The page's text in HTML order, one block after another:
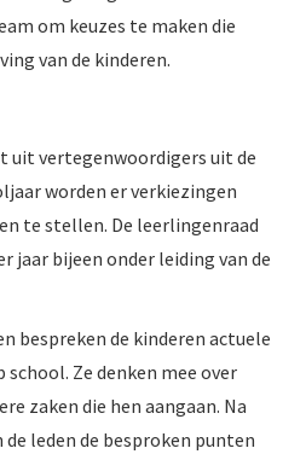
om keuzes te maken die
van de kinderen.
uit vertegenwoordigers uit de
worden er verkiezingen
te stellen. De leerlingenraad
jaar bijeen onder leiding van de
bespreken de kinderen actuele
Ze denken mee over
zaken die hen aangaan. Na
leden de besproken punten